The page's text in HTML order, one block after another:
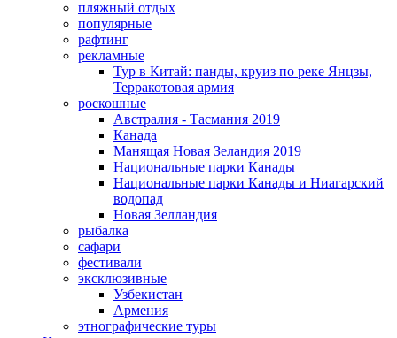
пляжный отдых
популярные
рафтинг
рекламные
Тур в Китай: панды, круиз по реке Янцзы,
Терракотовая армия
роскошные
Австралия - Тасмания 2019
Канада
Манящая Новая Зеландия 2019
Национальные парки Канады
Национальные парки Канады и Ниагарский
водопад
Новая Зелландия
рыбалка
сафари
фестивали
эксклюзивные
Узбекистан
Армения
этнографические туры